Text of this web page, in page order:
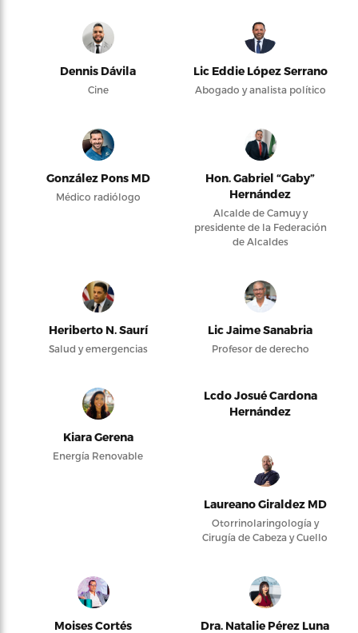
Dennis Dávila
Cine
Lic Eddie López Serrano
Abogado y analista político
González Pons MD
Médico radiólogo
Hon. Gabriel “Gaby”
Hernández
Alcalde de Camuy y
presidente de la Federación
de Alcaldes
Heriberto N. Saurí
Salud y emergencias
Lic Jaime Sanabria
Profesor de derecho
Kiara Gerena
Energía Renovable
Lcdo Josué Cardona
Hernández
Laureano Giraldez MD
Otorrinolaringología y
Cirugía de Cabeza y Cuello
Moises Cortés Dra. Natalie Pérez Luna